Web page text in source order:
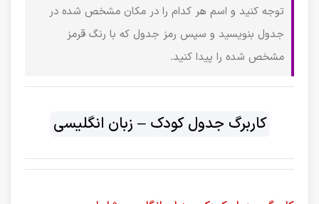
توجه کنید و اسم هر کدام را در مکان مشخص شده در
جدول بنویسید و سپس رمز جدول که با رنگ قرمز
مشخص شده را پیدا کنید.
کاربرگ جدول کودک – زبان انگلیسی